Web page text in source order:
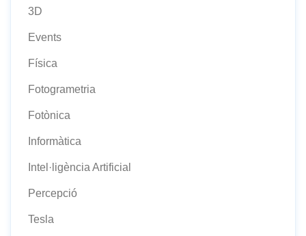
3D
Events
Física
Fotogrametria
Fotònica
Informàtica
Intel·ligència Artificial
Percepció
Tesla